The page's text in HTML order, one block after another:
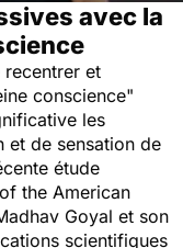
avec la
et
conscience"
les
et de sensation de
étude
the American
Goyal et son
scientifiques